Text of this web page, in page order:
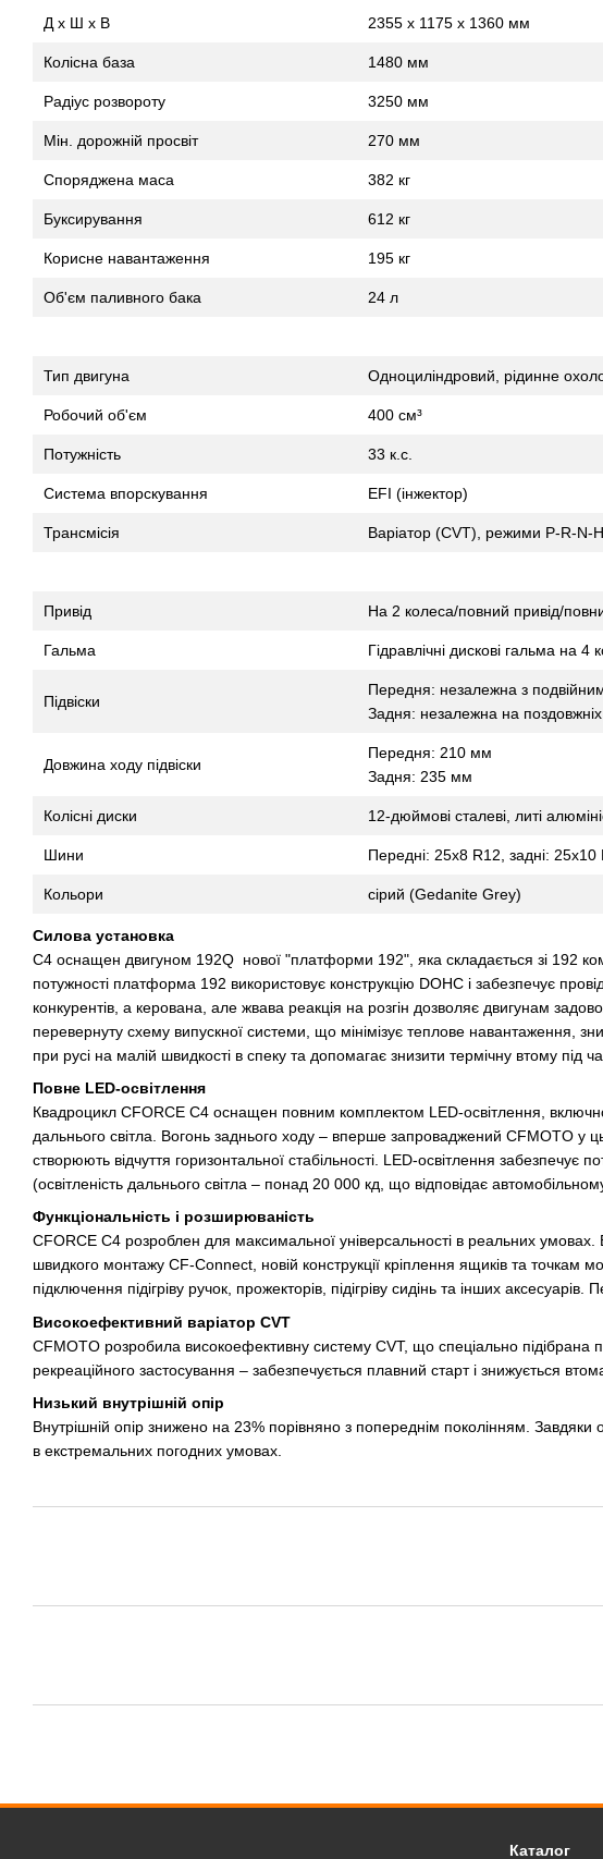
Д x Ш x В 2355 x 1175 x 1360 мм
Колісна база 1480 мм
Радіус розвороту 3250 мм
Мін. дорожній просвіт 270 мм
Споряджена маса 382 кг
Буксирування 612 кг
Корисне навантаження 195 кг
Об'єм паливного бака 24 л
Тип двигуна Одноциліндровий, рідинне
Робочий об'єм 400 см³
Потужність 33 к.с.
Система впорскування EFI (інжектор)
Трансмісія Варіатор (CVT), режими P-R-N-
Привід На 2 колеса/повний привід/
Гальма Гідравлічні дискові гальма на
Підвіски
Передня: незалежна з
Задня: незалежна на
Довжина ходу підвіски
Передня: 210 мм
Задня: 235 мм
Колісні диски 12-дюймові сталеві, литі
Шини Передні: 25x8 R12, задні: 25x10
Кольори сірий (Gedanite Grey)
Силова установка
C4 оснащен двигуном 192Q нової "платформи 192", яка складається зі 192
потужності платформа 192 використовує конструкцію DOHC і забезпечує
конкурентів, а керована, але жвава реакція на розгін дозволяє двигунам
перевернуту схему випускної системи, що мінімізує теплове навантаження,
при русі на малій швидкості в спеку та допомагає знизити термічну втому під
Повне LED-освітлення
Квадроцикл CFORCE C4 оснащен повним комплектом LED-освітлення,
дальнього світла. Вогонь заднього ходу – вперше запроваджений CFMOTO у
створюють відчуття горизонтальної стабільності. LED-освітлення
(освітленість дальнього світла – понад 20 000 кд, що відповідає
Функціональність і розширюваність
CFORCE C4 розроблен для максимальної універсальності в реальних умовах.
швидкого монтажу CF-Connect, новій конструкції кріплення ящиків та
підключення підігріву ручок, прожекторів, підігріву сидінь та інших
Високоефективний варіатор CVT
CFMOTO розробила високоефективну систему CVT, що спеціально підібрана
рекреаційного застосування – забезпечується плавний старт і знижується
Низький внутрішній опір
Внутрішній опір знижено на 23% порівняно з попереднім поколінням.
в екстремальних погодних умовах.
Каталог